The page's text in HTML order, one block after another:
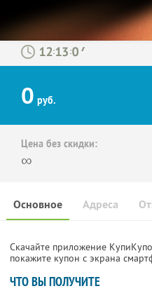
: :
0 руб.
Цена без скидки:
∞
Основное Адреса
Скачайте приложение
покажите купон с экрана
ЧТО ВЫ ПОЛУЧИТЕ